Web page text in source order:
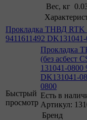
Вес, кг
Прокладка ТНВД RTK
9411611492
Быстрый
просмотр
Прокладка
(без асбест
131041-0800
DK131041-
0800
Есть в
Артикул:
Бренд